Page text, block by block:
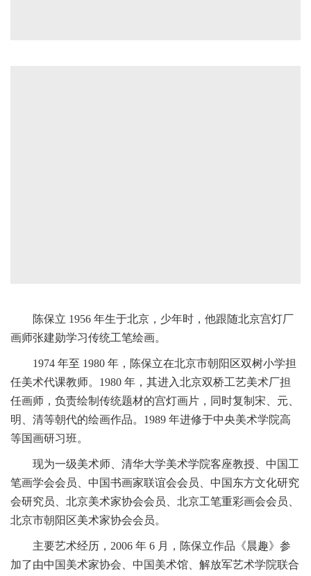
陈保立 1956 年生于北京，少年时，他跟随北京宫灯厂
画师张建勋学习传统工笔绘画。
1974 年至 1980 年，陈保立在北京市朝阳区双树小学担
任美术代课教师。1980 年，其进入北京双桥工艺美术厂担
任画师，负责绘制传统题材的宫灯画片，同时复制宋、元、
明、清等朝代的绘画作品。1989 年进修于中央美术学院高
等国画研习班。
现为一级美术师、清华大学美术学院客座教授、中国工
笔画学会会员、中国书画家联谊会会员、中国东方文化研究
会研究员、北京美术家协会会员、北京工笔重彩画会会员、
北京市朝阳区美术家协会会员。
主要艺术经历，2006 年 6 月，陈保立作品《晨趣》参
加了由中国美术家协会、中国美术馆、解放军艺术学院联合